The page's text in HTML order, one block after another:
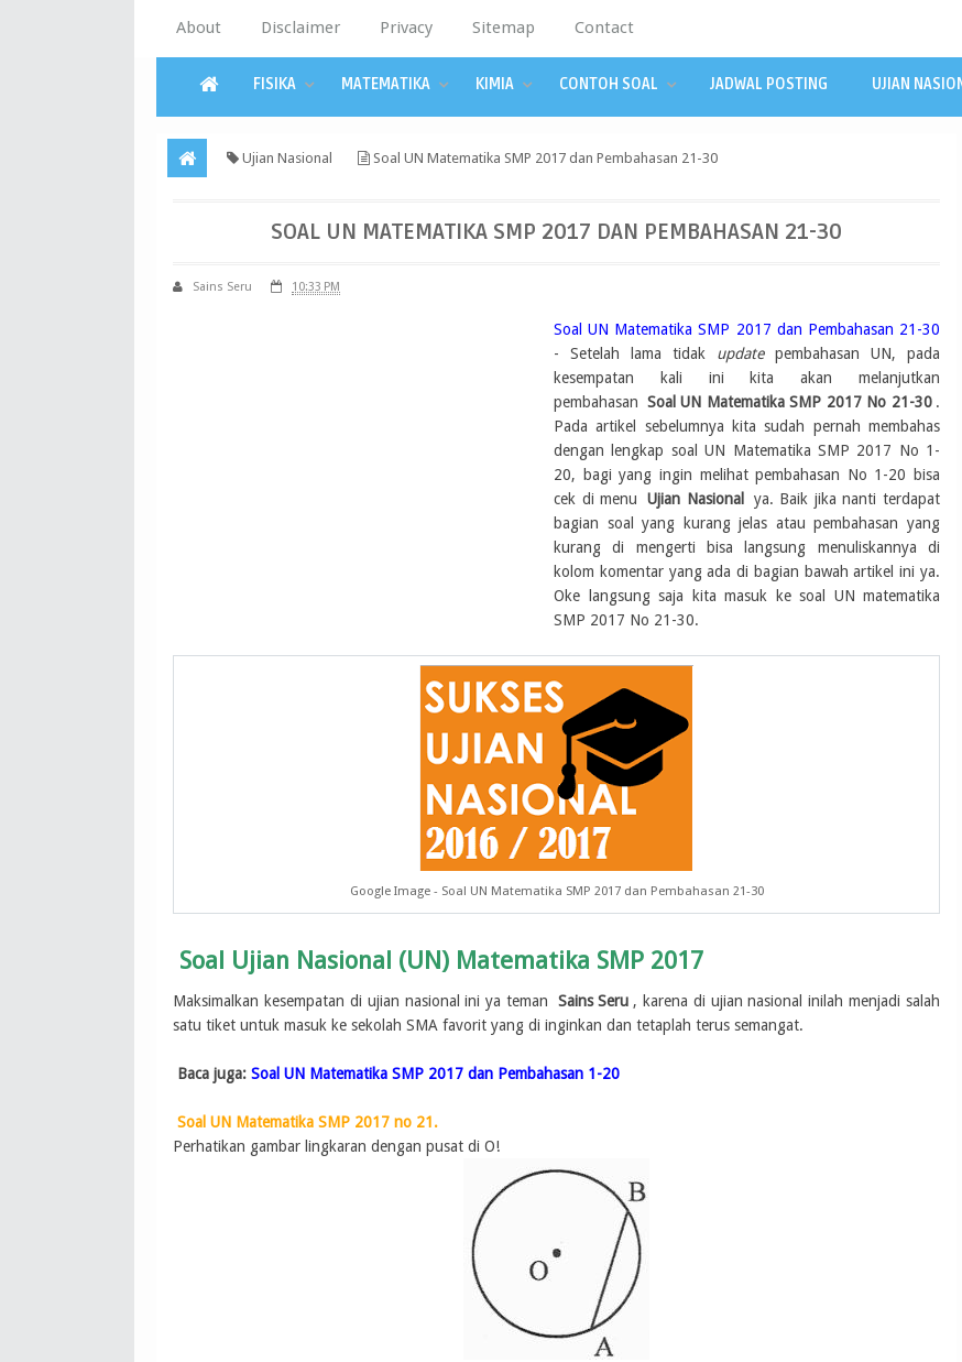
About Disclaimer Privacy Sitemap Contact
FISIKA MATEMATIKA KIMIA CONTOH SOAL JADWAL POSTING UJIAN
Ujian Nasional Soal UN Matematika SMP 2017 dan Pembahasan 21-30
SOAL UN MATEMATIKA SMP 2017 DAN PEMBAHASAN 21-30
Sains Seru 10:33 PM
Soal UN Matematika SMP 2017 dan Pembahasan 21-30
- Setelah lama tidak updatepembahasan UN, pada
kesempatan kali ini kita akan melanjutkan
pembahasan Soal UN Matematika SMP 2017 No 21-30 .
Pada artikel sebelumnya kita sudah pernah membahas
dengan lengkap soal UN Matematika SMP 2017 No 1-
20, bagi yang ingin melihat pembahasan No 1-20 bisa
cek di menu
Ujian Nasional
ya. Baik jika nanti terdapat
bagian soal yang kurang jelas atau pembahasan yang
kurang di mengerti bisa langsung menuliskannya di
kolom komentar yang ada di bagian bawah artikel ini ya.
Oke langsung saja kita masuk ke soal UN matematika
SMP 2017 No 21-30.
Google Image - Soal UN Matematika SMP 2017 dan Pembahasan 21-30
Soal Ujian Nasional (UN) Matematika SMP 2017
Maksimalkan kesempatan di ujian nasional ini ya teman Sains Seru , karena di ujian nasional inilah menjadi salah
satu tiket untuk masuk ke sekolah SMA favorit yang di inginkan dan tetaplah terus semangat.
Baca juga: Soal UN Matematika SMP 2017 dan Pembahasan 1-20
Soal UN Matematika SMP 2017 no 21.
Perhatikan gambar lingkaran dengan pusat di O!